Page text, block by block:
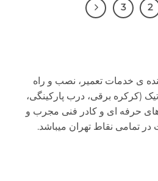
3
تعمیر، نصب و راه
برقی، درب پارکینگی،
ای و کادر فنی مجرب و
نقاط تهران میباشد.